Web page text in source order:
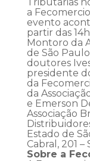
a
evento
partir das
Montoro da
de São
doutores
presidente
da
da
e Emerson
Associação
Estado de
Cabral, 201 –
Sobre a